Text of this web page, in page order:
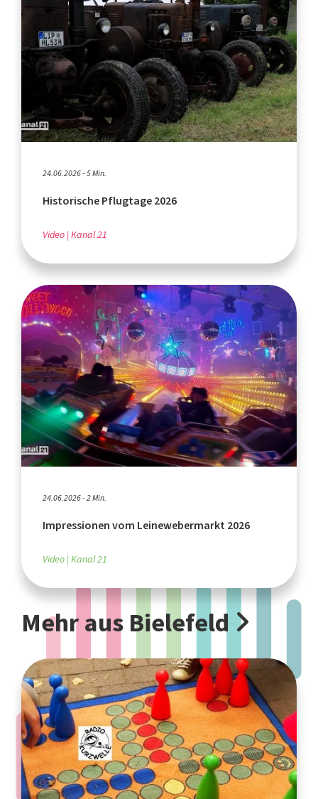
24.06.2026 - 5 Min.
Historische Pflugtage 2026
Video Kanal 21
24.06.2026 - 2 Min.
Impressionen vom Leinewebermarkt 2026
Video Kanal 21
Mehr aus Bielefeld